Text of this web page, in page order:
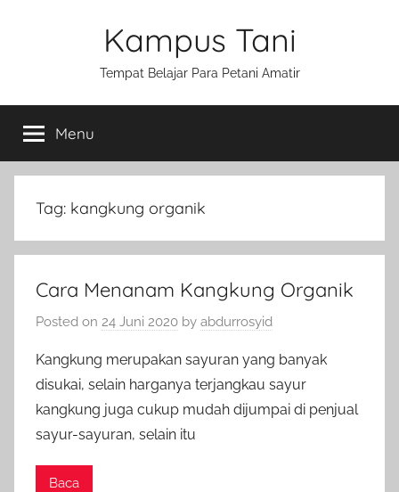
Kampus Tani
Tempat Belajar Para Petani Amatir
Menu
Tag: kangkung organik
Cara Menanam Kangkung Organik
Posted on 24 Juni 2020 by abdurrosyid
Kangkung merupakan sayuran yang banyak
disukai, selain harganya terjangkau sayur
kangkung juga cukup mudah dijumpai di penjual
sayur-sayuran, selain itu
Baca